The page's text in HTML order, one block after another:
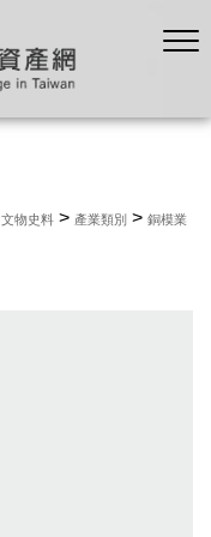
文物史料 > 產業類別 > 銅模業